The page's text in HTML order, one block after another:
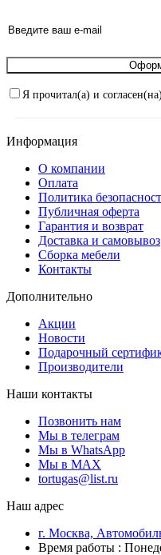
Я прочитал(а) и
Информация
О компании
Оплата
Политика
Публичная оферта
Гарантия и возврат
Доставка и самовывоз
Сборка мебели
Контакты
Дополнительно
Акции
Новости
Подарочный
Производители
Наши контакты
Позвонить нам
Мы в телеграм
Мы в WhatsApp
Мы в MAX
tortugas@list.ru
Наш адрес
г. Москва,
Время работы :